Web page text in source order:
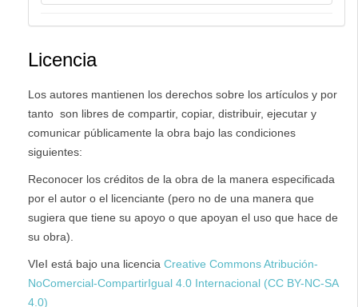
Licencia
Los autores mantienen los derechos sobre los artículos y por
tanto son libres de compartir, copiar, distribuir, ejecutar y
comunicar públicamente la obra bajo las condiciones
siguientes:
Reconocer los créditos de la obra de la manera especificada
por el autor o el licenciante (pero no de una manera que
sugiera que tiene su apoyo o que apoyan el uso que hace de
su obra).
VIeI está bajo una licencia Creative Commons Atribución-
NoComercial-CompartirIgual 4.0 Internacional (CC BY-NC-SA
4.0)